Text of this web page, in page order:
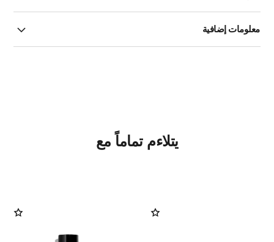
معلومات إضافية
يتلاءم تماماً مع